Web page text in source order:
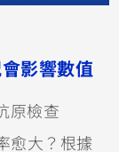
影響數值
原檢查
愈大？根據